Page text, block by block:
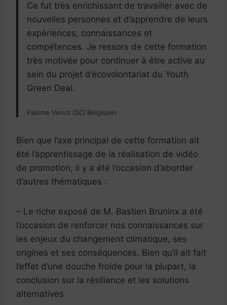
Ce fut très enrichissant de travailler avec de
nouvelles personnes et d’apprendre de leurs
expériences, connaissances et
compétences. Je ressors de cette formation
très motivée pour continuer à être active au
sein du projet d’écovolontariat du Youth
Green Deal.
Palomé Venot (SCI Belgique)
Bien que l’axe principal de cette formation ait
été l’apprentissage de la réalisation de vidéo
de promotion, il y a été l’occasion d’aborder
d’autres thématiques :
– Le riche exposé de M. Bastien Bruninx a été
l’occasion de renforcer nos connaissances sur
les enjeux du changement climatique, ses
origines et ses conséquences. Bien qu’il ait fait
l’effet d’une douche froide pour la plupart, la
conclusion sur la résilience et les solutions
alternatives